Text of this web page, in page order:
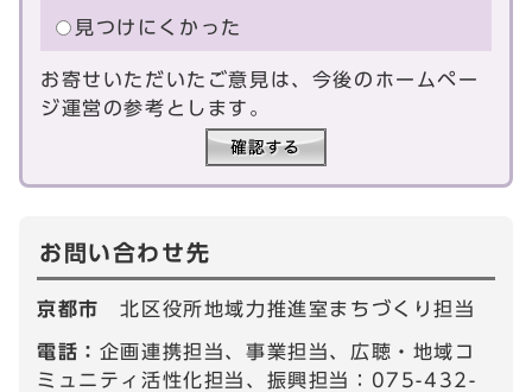
見つけにくかった
お寄せいただいたご意見は、今後のホームペー
ジ運営の参考とします。
お問い合わせ先
京都市北区役所地域力推進室まちづくり担当
電話： 企画連携担当、事業担当、広聴・地域コ
ミュニティ活性化担当、振興担当：075-432-